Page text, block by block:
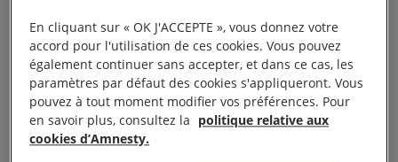
Reconnaissance faciale dans un stade à Metz,
vidéosurveillance algorithmique à Gare de nord à
Paris, reconnaissance faciale dans un lycée à
Marseille…En France, les expérimentations se
multiplient.
En cliquant sur « OK J'ACCEPTE », vous donnez votre
accord pour l'utilisation de ces cookies. Vous pouvez
également continuer sans accepter, et dans ce cas, les
paramètres par défaut des cookies s'appliqueront. Vous
pouvez à tout moment modifier vos préférences. Pour
en savoir plus, consultez la politique relative aux
cookies d’Amnesty.